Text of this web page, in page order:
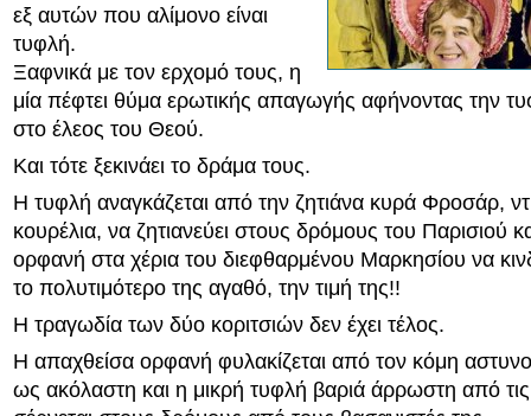
εξ αυτών που αλίμονο είναι
τυφλή.
Ξαφνικά με τον ερχομό τους, η
μία πέφτει θύμα ερωτικής απαγωγής αφήνοντας την
στο έλεος του Θεού.
Και τότε ξεκινάει το δράμα τους.
Η τυφλή αναγκάζεται από την ζητιάνα κυρά Φροσάρ,
κουρέλια, να ζητιανεύει στους δρόμους του Παρισιού
ορφανή στα χέρια του διεφθαρμένου Μαρκησίου να
το πολυτιμότερο της αγαθό, την τιμή της!!
Η τραγωδία των δύο κοριτσιών δεν έχει τέλος.
Η απαχθείσα ορφανή φυλακίζεται από τον κόμη
ως ακόλαστη και η μικρή τυφλή βαριά άρρωστη από τις